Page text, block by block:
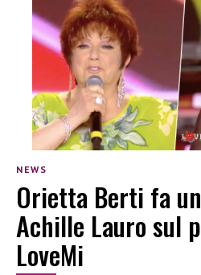
NEWS
Orietta Berti fa
Achille Lauro sul
LoveMi